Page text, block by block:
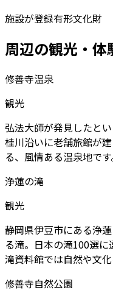
施設が登録有形文化財
周辺の観光・体
修善寺温泉
観光
弘法大師が発見したと
桂川沿いに老舗旅館が
る、風情ある温泉地です
浄蓮の滝
観光
静岡県伊豆市にある浄
る滝。日本の滝100選に
滝資料館では自然や文化
修善寺自然公園